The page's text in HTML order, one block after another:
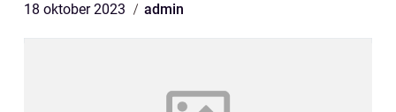
18 oktober 2023 admin